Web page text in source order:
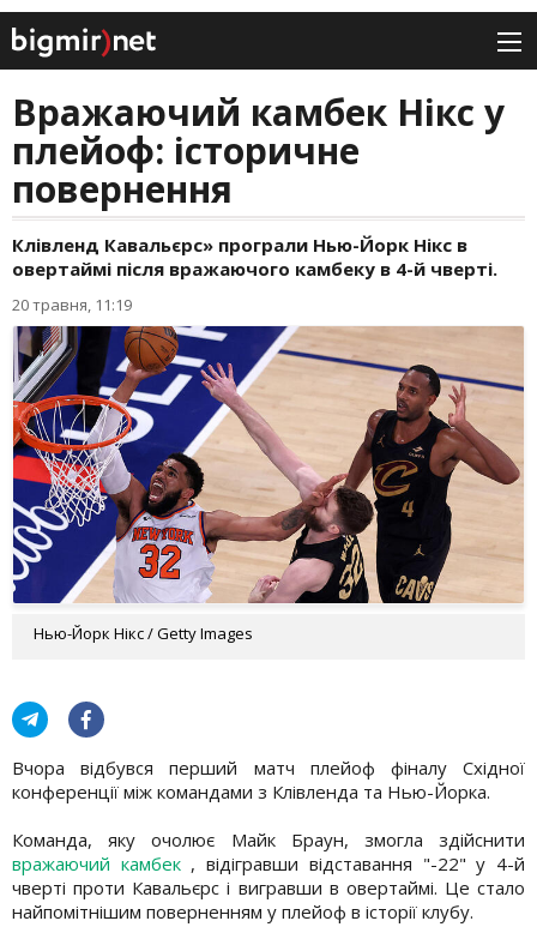
Вражаючий камбек Нікс у
плейоф: історичне
повернення
Клівленд Кавальєрс» програли Нью-Йорк Нікс в
овертаймі після вражаючого камбеку в 4-й чверті.
20 травня, 11:19
Нью-Йорк Нікс / Getty Images
Вчора відбувся перший матч плейоф фіналу Східної
конференції між командами з Клівленда та Нью-Йорка.
Команда, яку очолює Майк Браун, змогла здійснити
вражаючий камбек , відігравши відставання "-22" у 4-й
чверті проти Кавальєрс і вигравши в овертаймі. Це стало
найпомітнішим поверненням у плейоф в історії клубу.